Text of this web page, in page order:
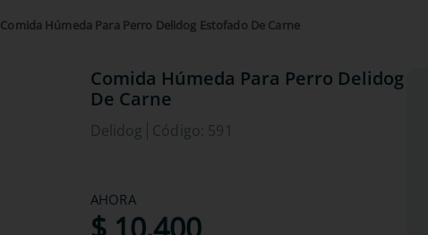
Comida Húmeda Para Perro Delidog Estofado De Carne
Comida Húmeda Para Perro Delidog
De Carne
Delidog Código: 591
AHORA
$ 10.400